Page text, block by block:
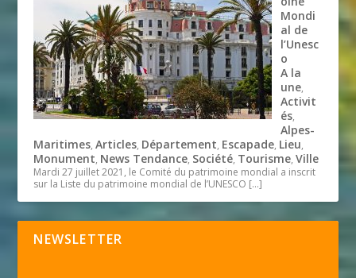
Mondi
al de
l’Unesc
o
A la
une,
Activit
és,
Alpes-
Maritimes,Articles, Département, Escapade, Lieu,
Monument, News Tendance, Société, Tourisme,Ville
Mardi 27 juillet 2021, le Comité du patrimoine mondial a inscrit
sur la Liste du patrimoine mondial de l’UNESCO […]
NEWSLETTER